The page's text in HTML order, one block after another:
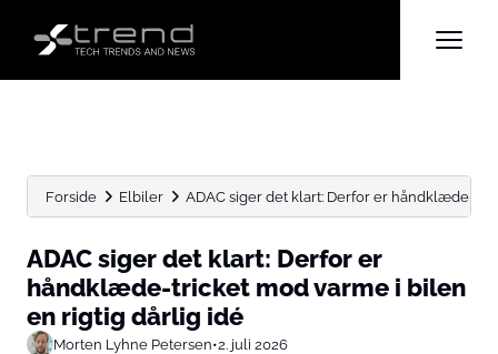
Forside Elbiler ADAC siger det klart: Derfor er håndklæde-
ADAC siger det klart: Derfor er
håndklæde-tricket mod varme i bilen
en rigtig dårlig idé
Morten Lyhne Petersen•2. juli 2026